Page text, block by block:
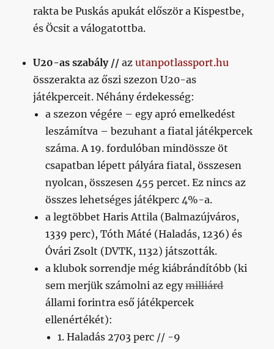
rakta be Puskás apukát először a Kispestbe,
és Öcsit a válogatottba.
U20-as szabály //azutanpotlassport.hu
összerakta az őszi szezon U20-as
játékperceit. Néhány érdekesség:
a szezon végére – egy apró emelkedést
leszámítva – bezuhant a fiatal játékpercek
száma. A 19. fordulóban mindössze öt
csapatban lépett pályára fiatal, összesen
nyolcan, összesen 455 percet. Ez nincs az
összes lehetséges játékperc 4%-a.
a legtöbbet Haris Attila (Balmazújváros,
1339 perc), Tóth Máté (Haladás, 1236) és
Óvári Zsolt (DVTK, 1132) játszották.
a klubok sorrendje még kiábrándítóbb (ki
sem merjük számolni az egymilliárd
állami forintra eső játékpercek
ellenértékét):
1. Haladás 2703 perc // -9